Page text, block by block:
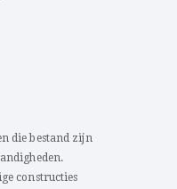
die bestand zijn
constructies